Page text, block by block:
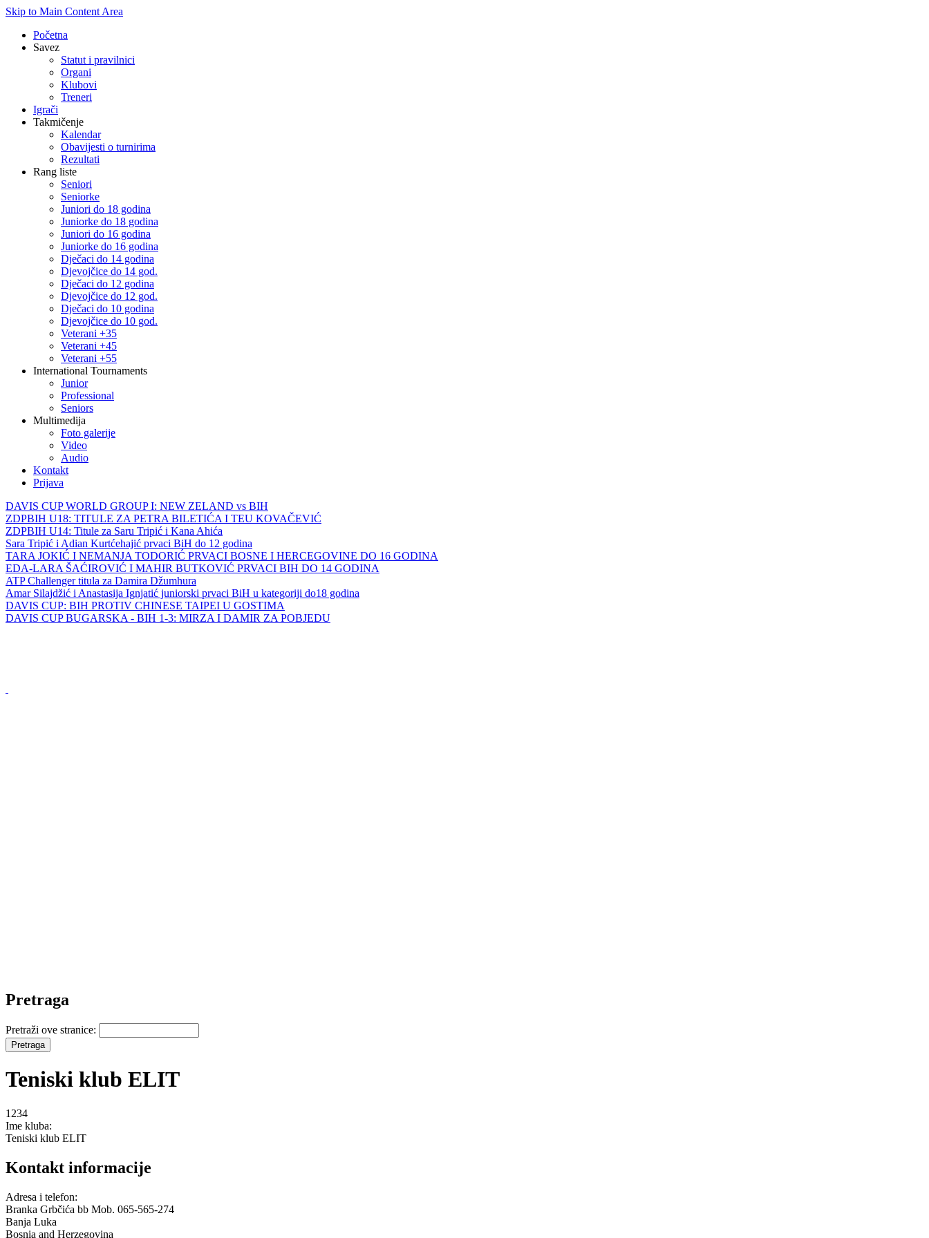
Skip to Main Content Area
Početna
Savez
Statut i pravilnici
Organi
Klubovi
Treneri
Igrači
Takmičenje
Kalendar
Obavijesti o turnirima
Rezultati
Rang liste
Seniori
Seniorke
Juniori do 18 godina
Juniorke do 18 godina
Juniori do 16 godina
Juniorke do 16 godina
Dječaci do 14 godina
Djevojčice do 14 god.
Dječaci do 12 godina
Djevojčice do 12 god.
Dječaci do 10 godina
Djevojčice do 10 god.
Veterani +35
Veterani +45
Veterani +55
International Tournaments
Junior
Professional
Seniors
Multimedija
Foto galerije
Video
Audio
Kontakt
Prijava
DAVIS CUP WORLD GROUP I: NEW ZELAND vs BIH
ZDPBIH U18: TITULE ZA PETRA BILETIĆA I TEU KOVAČEVIĆ
ZDPBIH U14: Titule za Saru Tripić i Kana Ahića
Sara Tripić i Adian Kurtćehajić prvaci BiH do 12 godina
TARA JOKIĆ I NEMANJA TODORIĆ PRVACI BOSNE I HERCEGOVINE DO 16 GODINA
EDA-LARA ŠAĆIROVIĆ I MAHIR BUTKOVIĆ PRVACI BIH DO 14 GODINA
ATP Challenger titula za Damira Džumhura
Amar Silajdžić i Anastasija Ignjatić juniorski prvaci BiH u kategoriji do18 godina
DAVIS CUP: BIH PROTIV CHINESE TAIPEI U GOSTIMA
DAVIS CUP BUGARSKA - BIH 1-3: MIRZA I DAMIR ZA POBJEDU
Pretraga
Pretraži ove stranice:
Teniski klub ELIT
1234
Ime kluba:
Teniski klub ELIT
Kontakt informacije
Adresa i telefon:
Branka Grbčića bb Mob. 065-565-274
Banja Luka
Bosnia and Herzegovina